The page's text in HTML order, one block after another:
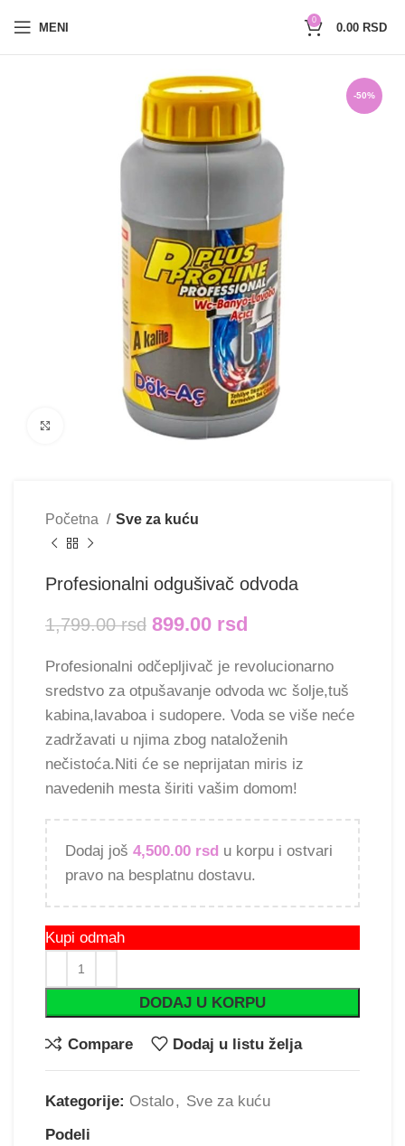
MENI
0
0.00 RSD
-50%
Klikni i uvećaj
Početna Sve za kuću
Profesionalni odgušivač odvoda
1,799.00rsd 899.00 rsd
Profesionalni odčepljivač je revolucionarno
sredstvo za otpušavanje odvoda wc šolje,tuš
kabina,lavaboa i sudopere. Voda se više neće
zadržavati u njima zbog nataloženih
nečistoća.Niti će se neprijatan miris iz
navedenih mesta širiti vašim domom!
Dodaj još 4,500.00 rsd u korpu i ostvari
pravo na besplatnu dostavu.
DODAJ U KORPU
Kupi odmah
Compare Dodaj u listu želja
Kategorije: Ostalo, Sve za kuću
Podeli